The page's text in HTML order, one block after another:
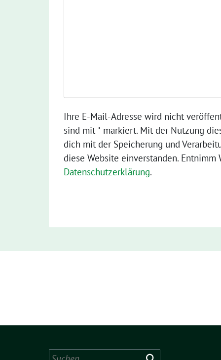
Ihre E-Mail-Adresse wird nicht
sind mit * markiert. Mit der Nutzung
dich mit der Speicherung und
diese Website einverstanden.
Datenschutzerklärung.
Suchen